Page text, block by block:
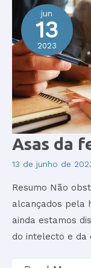
jun
13
2023
Asas da
13 de junho de
Resumo Não
alcançados pela
ainda estamos
do intelecto e da
Asas
da
felicidade